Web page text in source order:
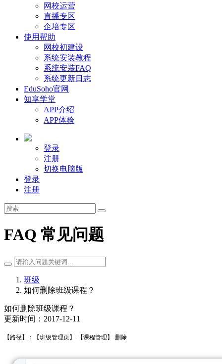
网校运营
直播专区
企培专区
使用帮助
网校初建设
系统安装教程
系统安装FAQ
系统更新日志
EduSoho官网
知享学堂
APP介绍
APP体验
登录
注册
切换电脑版
登录
注册
FAQ 常见问题
班级
如何删除班级课程？
如何删除班级课程？
更新时间：2017-12-11
【路径】：【班级管理页】-【课程管理】-删除